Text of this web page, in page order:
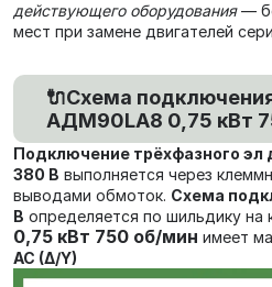
действующего оборудования—
мест при замене двигателей
🔌Схема
АДМ90LA8 0,75 кВт
Подключение трёхфазного эл
380 В выполняется через
выводами обмоток. Схема
В определяется по шильдику на
0,75 кВт 750 об/мин имеет
AC (Δ/Y)